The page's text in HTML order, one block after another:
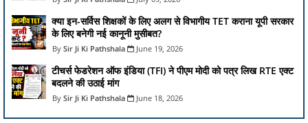
क्या इन-सर्विस शिक्षकों के लिए अलग से विभागीय TET कराना यूपी सरकार
के लिए बनेगी नई कानूनी मुसीबत?
Sir Ji Ki Pathshala June 19, 2026
टीचर्स फेडरेशन ऑफ इंडिया (TFI) ने पीएम मोदी को पत्र लिख RTE एक्ट
बदलने की उठाई मांग
Sir Ji Ki Pathshala June 18, 2026